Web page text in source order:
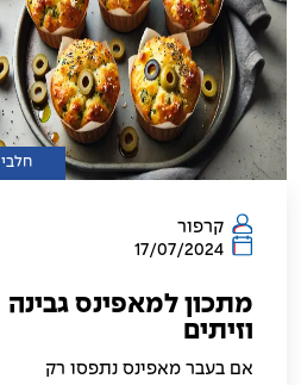
חלבי
קרפור
17/07/2024
מתכון למאפינס גבינה
וזיתים
אם בעבר מאפינס נתפסו רק